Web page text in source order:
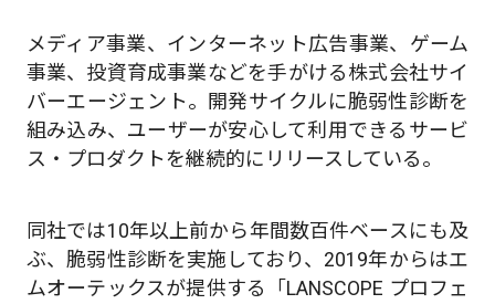
メディア事業、インターネット広告事業、ゲーム
事業、投資育成事業などを手がける株式会社サイ
バーエージェント。開発サイクルに脆弱性診断を
組み込み、ユーザーが安心して利用できるサービ
ス・プロダクトを継続的にリリースしている。
同社では10年以上前から年間数百件ベースにも及
ぶ、脆弱性診断を実施しており、2019年からはエ
ムオーテックスが提供する「LANSCOPE プロフェ